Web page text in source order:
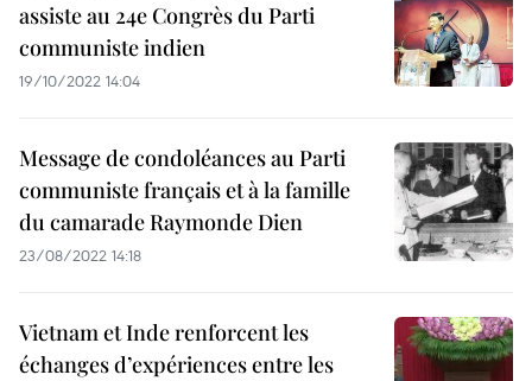
assiste au 24e Congrès du Parti
communiste indien
19/10/2022 14:04
Message de condoléances au Parti
communiste français et à la famille
du camarade Raymonde Dien
23/08/2022 14:18
Vietnam et Inde renforcent les
échanges d’expériences entre les